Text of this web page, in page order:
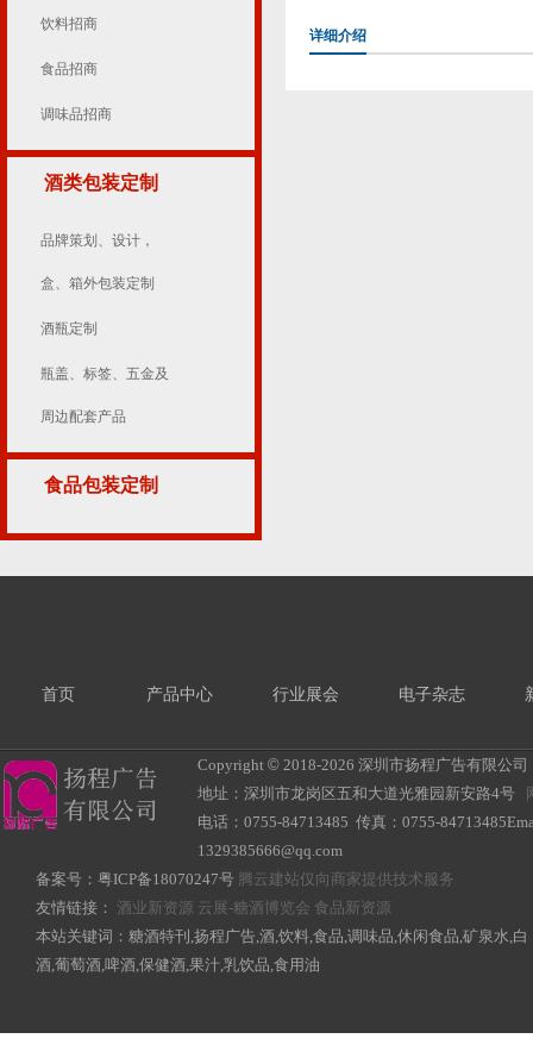
饮料招商
食品招商
调味品招商
酒类包装定制
品牌策划、设计，
盒、箱外包装定制
酒瓶定制
瓶盖、标签、五金及
周边配套产品
食品包装定制
详细介绍
首页 产品中心 行业展会 电子杂志
Copyright © 2018-2026 深圳市扬程广告有限公
地址：深圳市龙岗区五和大道光雅园新安路4号
电话：0755-84713485 传真：0755-
1329385666@qq.com
备案号： 粤ICP备18070247号 腾云建站仅向商家提供技术服务
友情链接： 酒业新资源 云展-糖酒博览会 食品新资源
本站关键词：糖酒特刊,扬程广告,酒,饮料,食品,调味品,休闲食品,矿泉水,白
酒,葡萄酒,啤酒,保健酒,果汁,乳饮品,食用油